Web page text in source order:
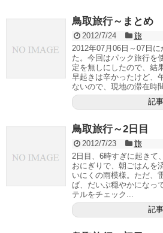
鳥取旅行～まとめ
2012/7/24
旅
2012年07月06日～07日
た。今回はパック旅行を
定を無しにしたので、結
早起きは辛かったけど、
ないので、現地の滞在時
記
鳥取旅行～2日目
2012/7/23
旅
2日目、6時すぎに起きて
おにぎりで、朝ごはんを
いにくの雨模様。ただ、
ば、だいぶ穏やかになっ
テルをチェック...
記